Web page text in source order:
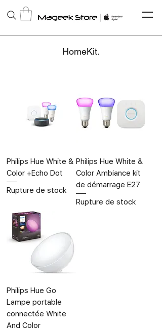
HomeKit.
Philips Hue White &
Color +Echo Dot
Rupture de stock
Philips Hue White &
Color Ambiance kit
de démarrage E27
Rupture de stock
Philips Hue Go
Lampe portable
connectée White
And Color